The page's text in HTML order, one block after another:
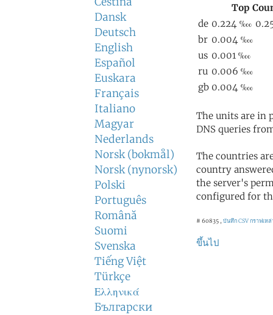
Dansk
Deutsch
English
Español
Euskara
Français
Italiano
Magyar
Nederlands
Norsk (bokmål)
Norsk (nynorsk)
Polski
Português
Română
Suomi
Svenska
Tiếng Việt
Türkçe
Ελληνικά
Български
The units are in
DNS queries
The countries
country
the server's
configured for
# 60835 , บันทึก CSVกราฟเหล่
ขึ้นไป